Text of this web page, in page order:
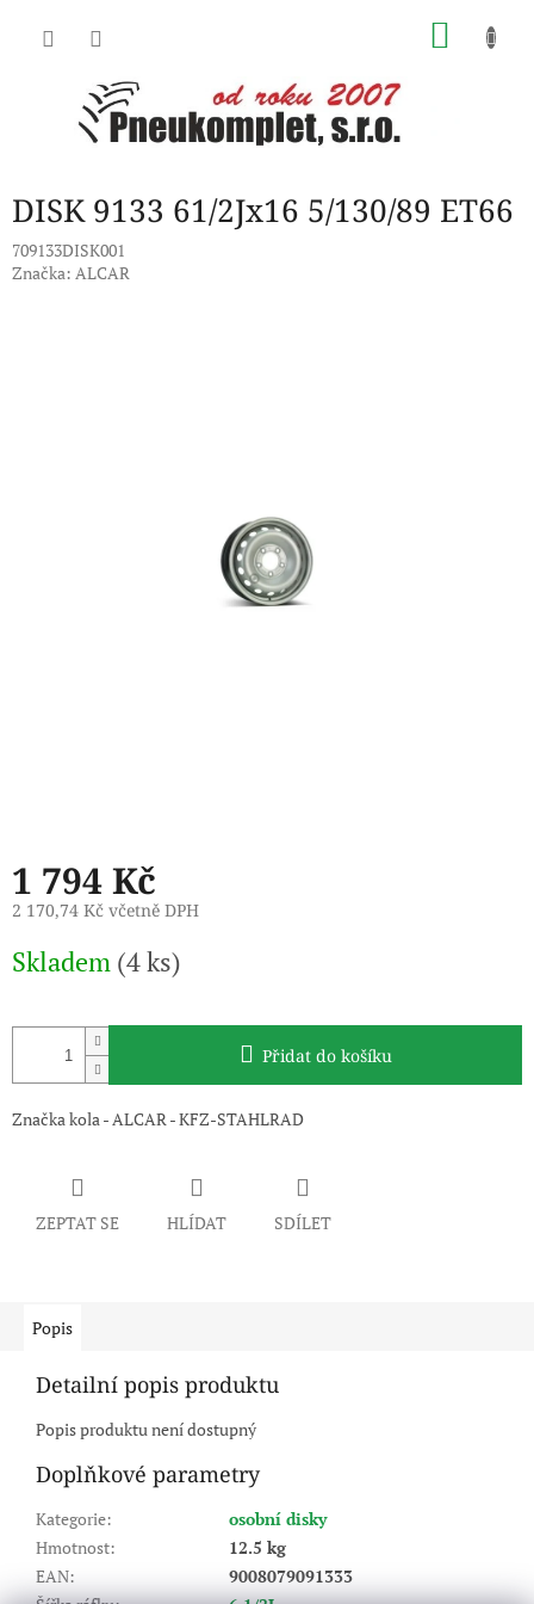
DISK 9133 61/2Jx16 5/130/89 ET66
709133DISK001
Značka: ALCAR
1 794 Kč
2 170,74 Kč včetně DPH
cena:
Skladem (4 ks)
Přidat do košíku
Značka kola - ALCAR - KFZ-STAHLRAD
ZEPTAT SE HLÍDAT SDÍLET
Popis
Detailní popis produktu
Popis produktu není dostupný
Doplňkové parametry
Kategorie:
osobní disky
Hmotnost:
12.5 kg
EAN:
9008079091333